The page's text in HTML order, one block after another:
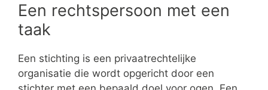
Een rechtspersoon met een
taak
Een stichting is een privaatrechtelijke
organisatie die wordt opgericht door een